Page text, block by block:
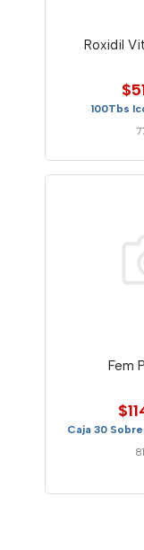
Roxidil
100Tbs
Fem
Caja 30